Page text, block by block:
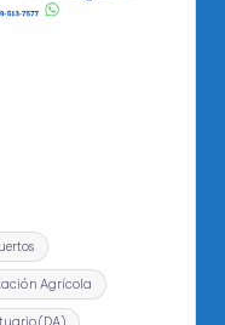
Agrícola
(DA)